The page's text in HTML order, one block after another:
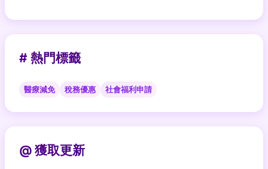
# 熱門標籤
醫療減免 稅務優惠 社會福利申請
@ 獲取更新